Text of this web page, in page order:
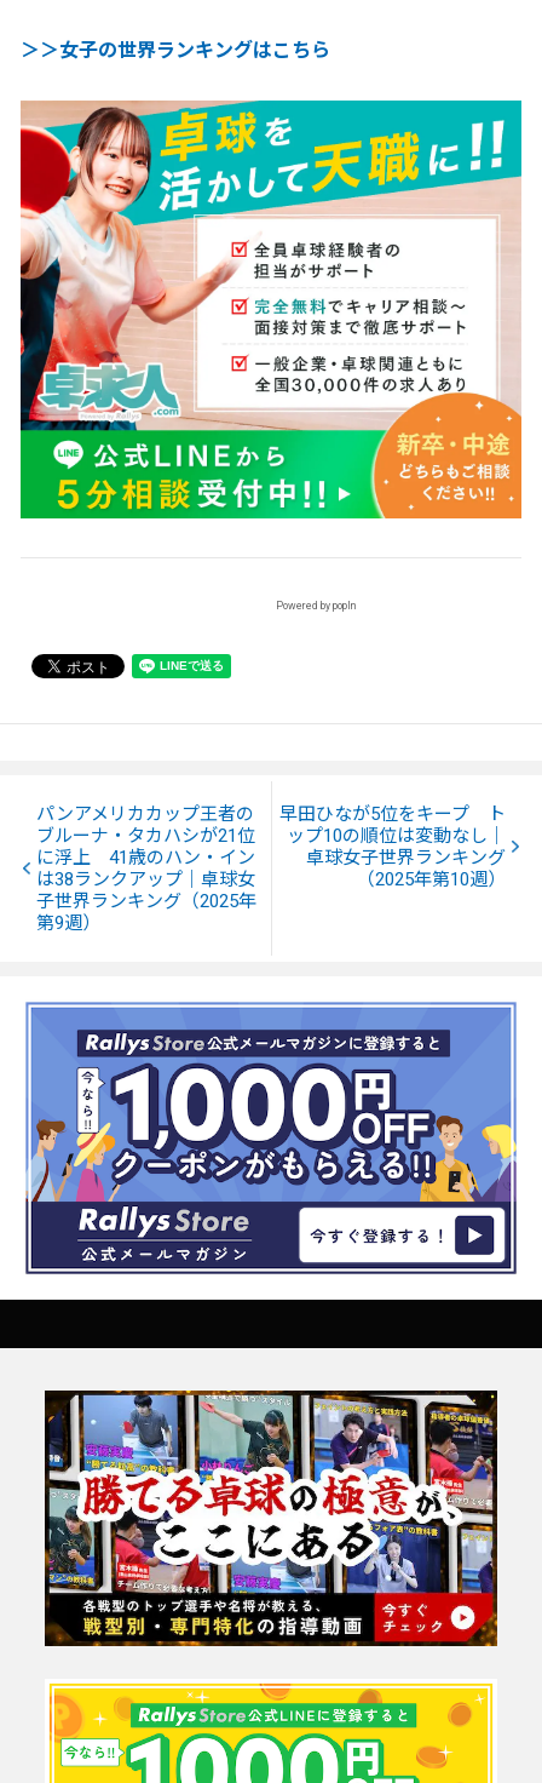
＞＞女子の世界ランキングはこちら
Powered by popIn
パンアメリカカップ王者の
ブルーナ・タカハシが21位
に浮上 41歳のハン・イン
は38ランクアップ｜卓球女
子世界ランキング（2025年
第9週）
早田ひなが5位をキープ ト
ップ10の順位は変動なし｜
卓球女子世界ランキング
（2025年第10週）